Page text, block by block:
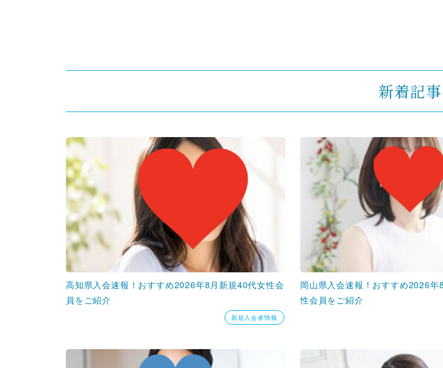
新着記事
高知県入会速報！おすすめ2026年8月新規40代女性会
員をご紹介
新規入会者情報
岡山県入会速報！おすすめ2026
性会員をご紹介